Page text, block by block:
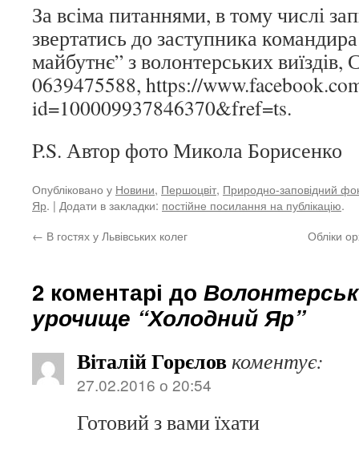
За всіма питаннями, в тому числі
звертатись до заступника
майбутнє” з волонтерських
0639475588, https://
id=100009937846370&fref=ts.
P.S. Автор фото Микола Борисенко
Опубліковано у Новини, Першоцвіт, Природно-заповідний
Яр. | Додати в закладки: постійне посилання на публікацію.
← В гостях у Львівських колег Обліки
2 коментарі до
урочище “Холодний Яр”
Віталій Горєловкоментує:
27.02.2016 о 20:54
Готовий з вами їхати